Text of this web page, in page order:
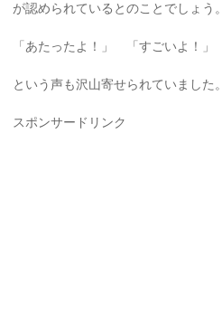
が認められているとのことでしょう。
「あたったよ！」 「すごいよ！」
という声も沢山寄せられていました。
スポンサードリンク